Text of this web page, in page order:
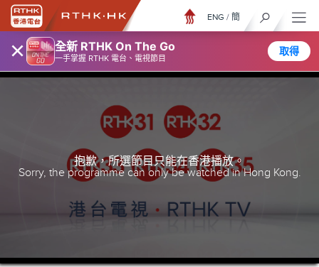
× 全新 RTHK On The Go
一手掌握 RTHK 電台、電視節目
取得
ENG / 簡
抱歉，所選節目只能在香港播放。
Sorry, the programme can only be watched in Hong Kong.